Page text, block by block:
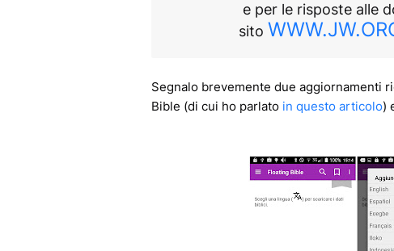
e per le risposte alle
sito
Segnalo brevemente due aggiornamenti
Bible (di cui ho parlato in questo articolo)